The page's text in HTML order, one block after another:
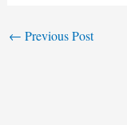
← Previous Post